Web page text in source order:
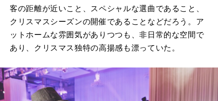
客の距離が近いこと、スペシャルな選曲であること、
クリスマスシーズンの開催であることなどだろう。ア
ットホームな雰囲気がありつつも、⾮⽇常的な空間で
あり、クリスマス独特の⾼揚感も漂っていた。